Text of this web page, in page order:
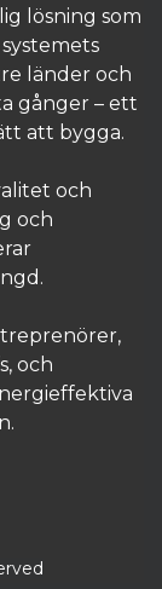
lösning som
länder och
gånger – ett
att bygga.
och
och
och